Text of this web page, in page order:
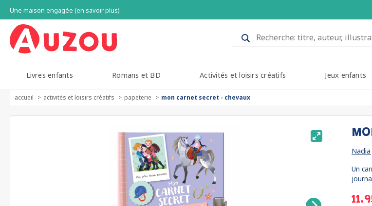
Une maison engagée (en savoir plus)
Livres enfants Romans et BD Activités et loisirs créatifs Jeux enfants
accueil activités et loisirs créatifs papeterie mon carnet secret - chevaux
Nadia
Un